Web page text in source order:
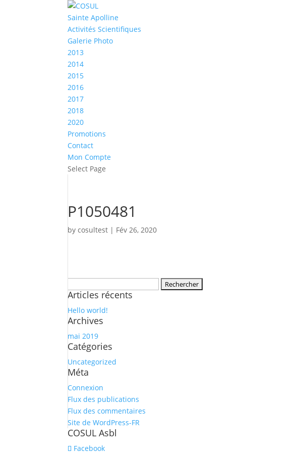
Sainte Apolline
Activités Scientifiques
Galerie Photo
2013
2014
2015
2016
2017
2018
2020
Promotions
Contact
Mon Compte
Select Page
P1050481
bycosultest | Fév 26, 2020
Articles récents
Hello world!
Archives
mai 2019
Catégories
Uncategorized
Méta
Connexion
Flux des publications
Flux des commentaires
Site de WordPress-FR
COSUL Asbl
Facebook